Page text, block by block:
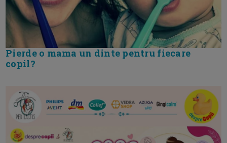
Pierde o mama un dinte pentru fiecare
copil?